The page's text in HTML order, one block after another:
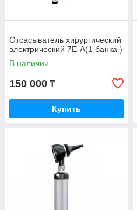
Отсасыватель хирургический
электрический 7Е-А(1 банка )
В наличии
150 000 ₸
Купить